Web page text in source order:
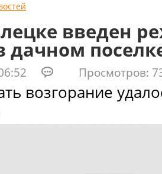
введен
дачном
Просмотров:
возгорание